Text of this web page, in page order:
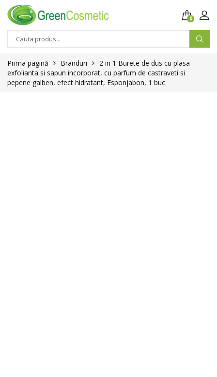
0
Prima pagină Branduri
2 in 1 Burete de dus cu plasa
exfolianta si sapun incorporat, cu parfum de castraveti si
pepene galben, efect hidratant, Esponjabon, 1 buc